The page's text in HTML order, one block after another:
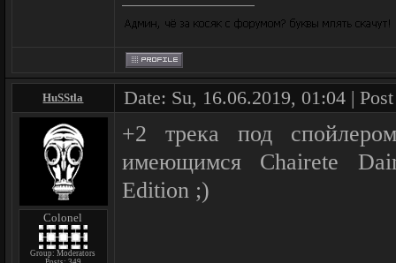
HuSStla Date: Su, 16.06.2019, 01:04 |
Colonel
Group: Moderators
+2 трека под
имеющимся Chairete
Edition ;)